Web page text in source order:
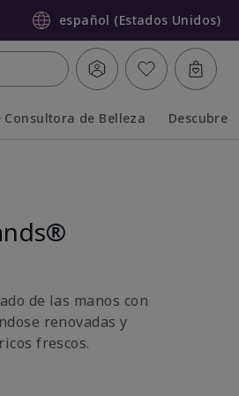
español (Estados Unidos)
Consultora de Belleza Descubre
de las manos con
renovadas y
frescos.